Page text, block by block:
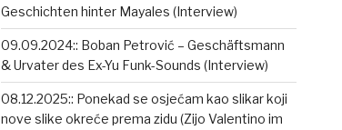
Geschichten hinter Mayales (Interview)
09.09.2024:: Boban Petrović – Geschäftsmann
& Urvater des Ex-Yu Funk-Sounds (Interview)
08.12.2025:: Ponekad se osjećam kao slikar koji
nove slike okreće prema zidu (Zijo Valentino im